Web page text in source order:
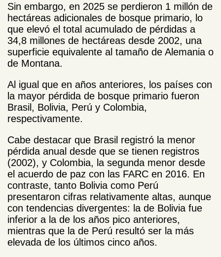
Sin embargo, en 2025 se perdieron 1 millón de
hectáreas adicionales de bosque primario, lo
que elevó el total acumulado de pérdidas a
34,8 millones de hectáreas desde 2002, una
superficie equivalente al tamaño de Alemania o
de Montana.
Al igual que en años anteriores, los países con
la mayor pérdida de bosque primario fueron
Brasil, Bolivia, Perú y Colombia,
respectivamente.
Cabe destacar que Brasil registró la menor
pérdida anual desde que se tienen registros
(2002), y Colombia, la segunda menor desde
el acuerdo de paz con las FARC en 2016. En
contraste, tanto Bolivia como Perú
presentaron cifras relativamente altas, aunque
con tendencias divergentes: la de Bolivia fue
inferior a la de los años pico anteriores,
mientras que la de Perú resultó ser la más
elevada de los últimos cinco años.